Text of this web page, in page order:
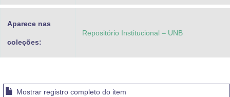
Aparece nas
coleções:
Repositório Institucional – UNB
Mostrar registro completo do item